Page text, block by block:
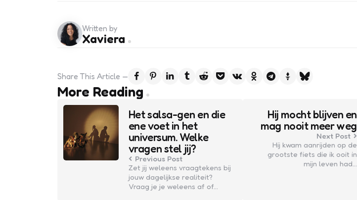
Written by
Xaviera
Share This Article
More Reading
Post
navigationHet salsa-gen en die
ene voet in het
universum. Welke
vragen stel jij?
Previous Post
Zet jij weleens vraagtekens bij
jouw dagelijkse realiteit?
Vraag je je weleens af of…
Hij mocht blijven en
mag nooit meer weg
Next Post
Hij kwam aanrijden op de
grootste fiets die ik ooit in
mijn leven had…